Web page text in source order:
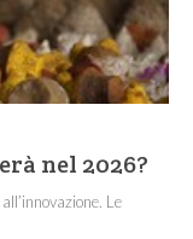
nel 2026?
Le